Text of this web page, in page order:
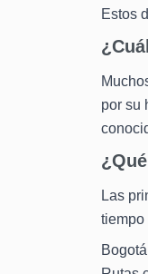
Estos
por su
Las
tiempo